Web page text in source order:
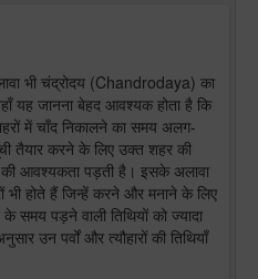
भी चंद्रोदय (Chandrodaya) का
यह जानना बेहद आवश्यक होता है कि
में चाँद निकालने का समय अलग-
तैयार करने के लिए उक्त शहर की
की आवश्यकता पड़ती है। इसके अलावा
भी होते हैं जिन्हें करने और मनाने के लिए
पड़ने वाली तिथियों को ज्यादा
उन पर्वों और त्यौहारों की तिथियाँ